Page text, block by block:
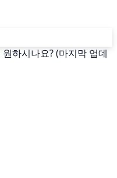
하시나요? (마지막 업데